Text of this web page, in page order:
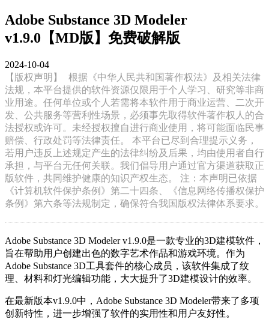
Adobe Substance 3D Modeler
v1.9.0【MD版】免费破解版
2024-10-04
【版权声明】
根据《中华人民共和国著作权法》及相关法律
法规，本平台提供的软件资源仅限用于个人学习、研究等非商
业用途。任何单位或个人若需将本软件用于商业运营、二次开
发、公共服务等营利性场景，必须事先取得软件著作权人的合
法授权或许可。未经授权擅自进行商业使用，将可能面临民事
赔偿、行政处罚等法律责任。 本平台已尽到合理提示义务，
若用户违反上述规定产生的法律纠纷及后果，均由使用者自行
承担，与平台无任何关联。我们倡导用户通过官方渠道获取正
版软件，共同维护健康的知识产权生态。 注：本声明已依据
《计算机软件保护条例》第二十四条、《信息网络传播权保护
条例》第六条等法规制定，确保符合我国版权法律体系要求。
Adobe Substance 3D Modeler v1.9.0是一款专业的3D建模软件，
旨在帮助用户创建出色的数字艺术作品和游戏环境。作为
Adobe Substance 3D工具套件的核心成员，该软件集成了纹
理、材料和灯光编辑功能，大大提升了3D建模设计的效率。
在最新版本v1.9.0中，Adobe Substance 3D Modeler带来了多项
创新特性，进一步增强了软件的实用性和用户友好性。